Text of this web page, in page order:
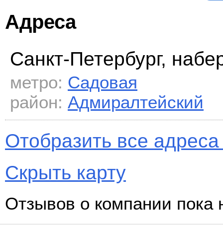
Адреса
Санкт-Петербург,
метро: Садовая
район: Адмиралтейский
Отобразить все
Скрыть карту
Отзывов о компании пока